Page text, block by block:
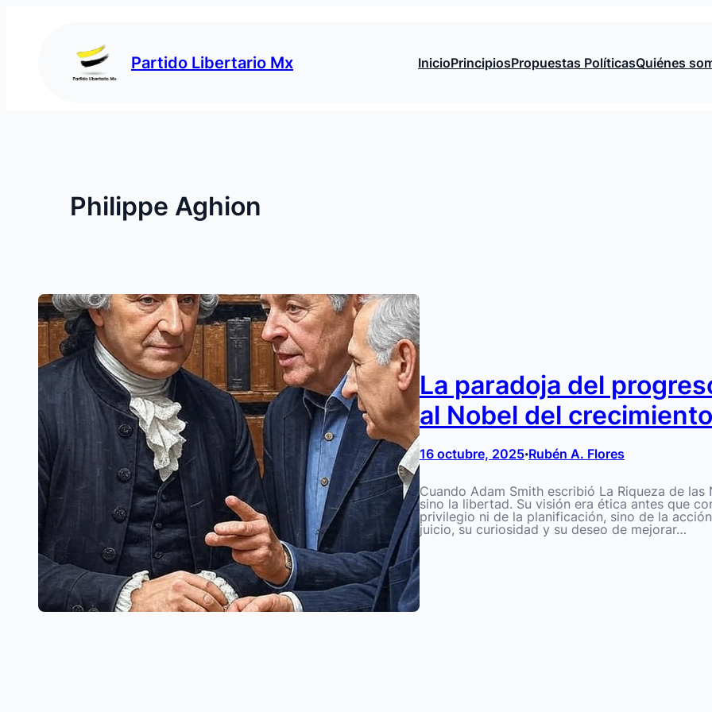
Partido Libertario Mx InicioPrincipiosPropuestas PolíticasQuiénes
Philippe Aghion
La paradoja del
al Nobel del
16 octubre, 2025•Rubén A. Flores
Cuando Adam Smith escribió La Riqueza de
sino la libertad. Su visión era ética antes que
privilegio ni de la planificación, sino de la
juicio, su curiosidad y su deseo de mejorar…